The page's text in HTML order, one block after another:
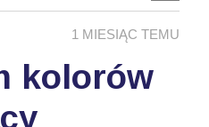
1 MIESIĄC TEMU
kolorów